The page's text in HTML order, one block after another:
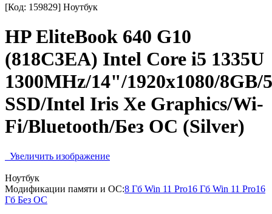
[Код: 159829] Ноутбук
HP EliteBook 640 G10
(818C3EA) Intel Core i5 1335U
1300MHz/14"/1920х1080/8GB/
SSD/Intel Iris Xe Graphics/Wi-
Fi/Bluetooth/Без ОС (Silver)
Увеличить изображение
Ноутбук
Модификации памяти и ОС:8 Гб Win 11 Pro16 Гб Win 11 Pro16
Гб Без ОС